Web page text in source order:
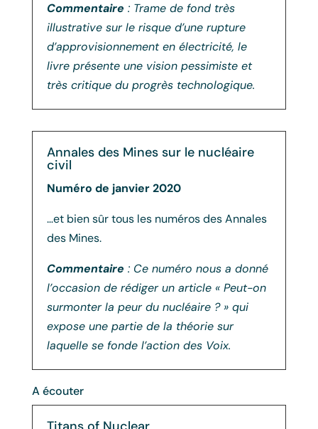
Commentaire : Trame de fond très
illustrative sur le risque d’une rupture
d’approvisionnement en électricité, le
livre présente une vision pessimiste et
très critique du progrès technologique.
Annales des Mines sur le nucléaire
civil
Numéro de janvier 2020
…et bien sûr tous les numéros des Annales
des Mines.
Commentaire : Ce numéro nous a donné
l’occasion de rédiger un article « Peut-on
surmonter la peur du nucléaire ? » qui
expose une partie de la théorie sur
laquelle se fonde l’action des Voix.
A écouter